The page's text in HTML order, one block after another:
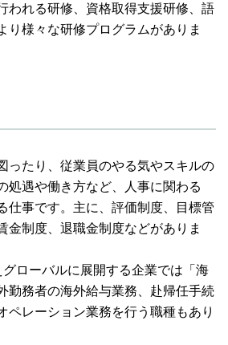
われる研修、資格取得支援研修、語
り様々な研修プログラムがありま
ったり、従業員のやる気やスキルの
処遇や働き方など、人事に関わる
仕事です。主に、評価制度、目標管
金制度、退職金制度などがありま
グローバルに展開する企業では「海
勤務者の海外給与業務、赴帰任手続
ペレーション業務を行う職種もあり